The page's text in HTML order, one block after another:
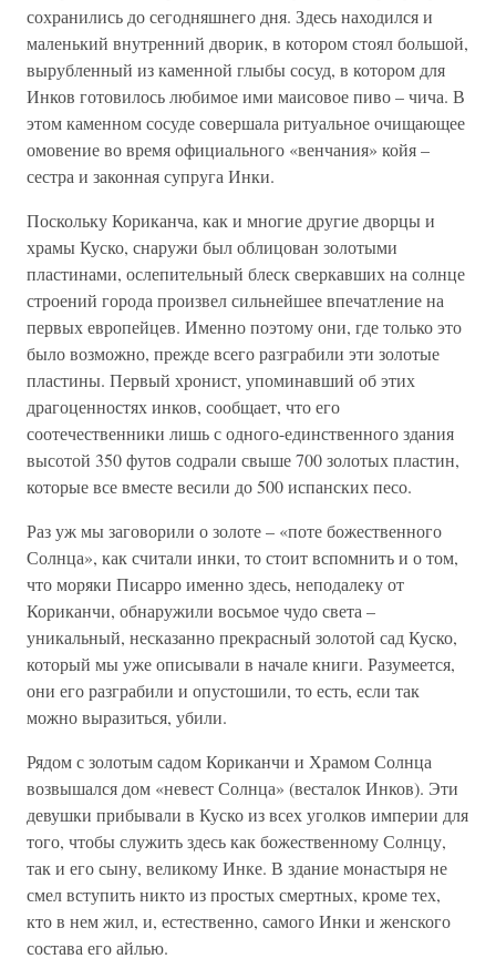
сохранились до сегодняшнего дня. Здесь находился и
маленький внутренний дворик, в котором стоял большой,
вырубленный из каменной глыбы сосуд, в котором для
Инков готовилось любимое ими маисовое пиво – чича. В
этом каменном сосуде совершала ритуальное очищающее
омовение во время официального «венчания» койя –
сестра и законная супруга Инки.
Поскольку Кориканча, как и многие другие дворцы и
храмы Куско, снаружи был облицован золотыми
пластинами, ослепительный блеск сверкавших на солнце
строений города произвел сильнейшее впечатление на
первых европейцев. Именно поэтому они, где только это
было возможно, прежде всего разграбили эти золотые
пластины. Первый хронист, упоминавший об этих
драгоценностях инков, сообщает, что его
соотечественники лишь с одного-единственного здания
высотой 350 футов содрали свыше 700 золотых пластин,
которые все вместе весили до 500 испанских песо.
Раз уж мы заговорили о золоте – «поте божественного
Солнца», как считали инки, то стоит вспомнить и о том,
что моряки Писарро именно здесь, неподалеку от
Кориканчи, обнаружили восьмое чудо света –
уникальный, несказанно прекрасный золотой сад Куско,
который мы уже описывали в начале книги. Разумеется,
они его разграбили и опустошили, то есть, если так
можно выразиться, убили.
Рядом с золотым садом Кориканчи и Храмом Солнца
возвышался дом «невест Солнца» (весталок Инков). Эти
девушки прибывали в Куско из всех уголков империи для
того, чтобы служить здесь как божественному Солнцу,
так и его сыну, великому Инке. В здание монастыря не
смел вступить никто из простых смертных, кроме тех,
кто в нем жил, и, естественно, самого Инки и женского
состава его айлью.